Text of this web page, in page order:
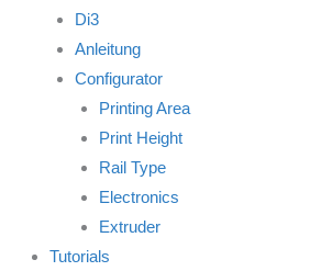
Di3
Anleitung
Configurator
Printing Area
Print Height
Rail Type
Electronics
Extruder
Tutorials